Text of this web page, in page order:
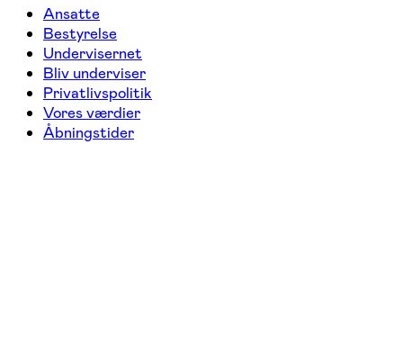
Ansatte
Bestyrelse
Undervisernet
Bliv underviser
Privatlivspolitik
Vores værdier
Åbningstider